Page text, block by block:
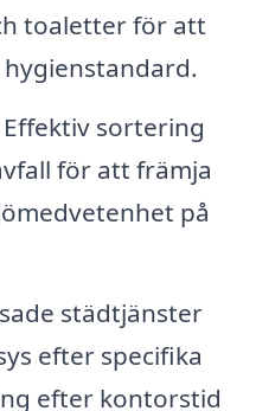
toaletter för att
Effektiv sortering
för att främja
på
städtjänster
efter specifika
efter kontorstid